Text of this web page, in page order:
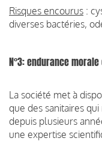
Risques encourus :
diverses bactéries,
N°3: endurance
La société met à
que des sanitaires
depuis plusieurs
une expertise